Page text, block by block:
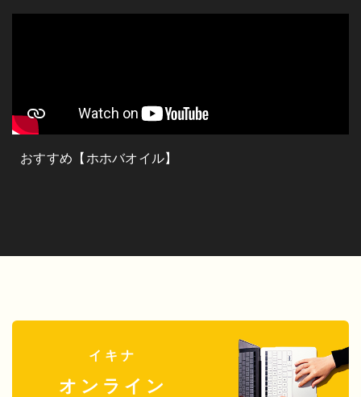
おすすめ【ホホバオイル】
イキナ
オンライン